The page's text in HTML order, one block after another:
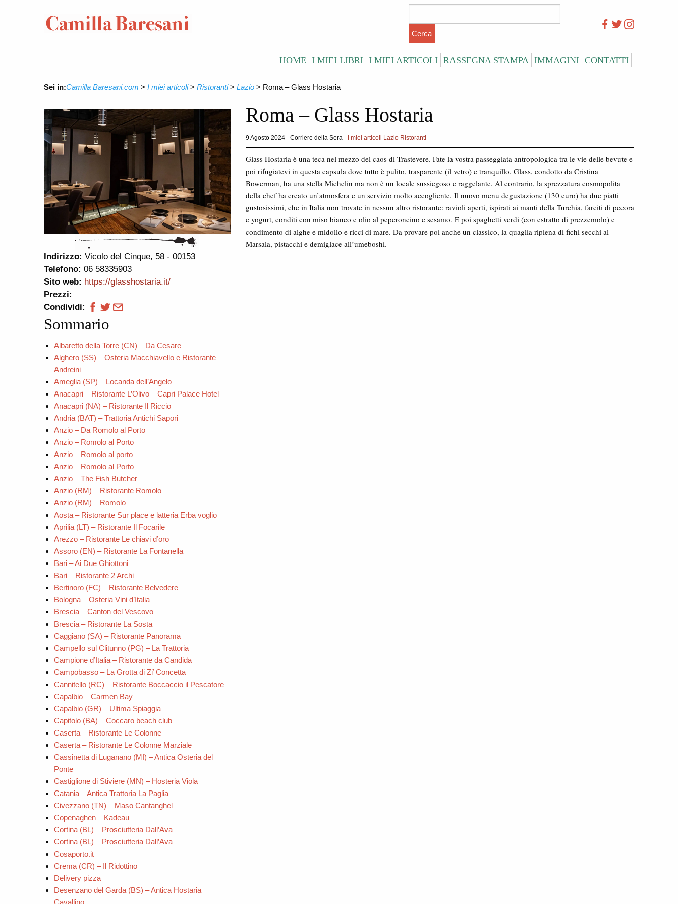
HOME I MIEI LIBRI I MIEI ARTICOLI RASSEGNA STAMPA IMMAGINI CONTATTI
Sei in:Camilla Baresani.com > I miei articoli> Ristoranti> Lazio > Roma – Glass Hostaria
Indirizzo: Vicolo del Cinque, 58 - 00153
Telefono: 06 58335903
Sito web: https://glasshostaria.it/
Prezzi:
Condividi:
Sommario
Albaretto della Torre (CN) – Da Cesare
Alghero (SS) – Osteria Macchiavello e Ristorante
Andreini
Ameglia (SP) – Locanda dell’Angelo
Anacapri – Ristorante L’Olivo – Capri Palace Hotel
Anacapri (NA) – Ristorante Il Riccio
Andria (BAT) – Trattoria Antichi Sapori
Anzio – Da Romolo al Porto
Anzio – Romolo al Porto
Anzio – Romolo al porto
Anzio – Romolo al Porto
Anzio – The Fish Butcher
Anzio (RM) – Ristorante Romolo
Anzio (RM) – Romolo
Aosta – Ristorante Sur place e latteria Erba voglio
Aprilia (LT) – Ristorante Il Focarile
Arezzo – Ristorante Le chiavi d’oro
Assoro (EN) – Ristorante La Fontanella
Bari – Ai Due Ghiottoni
Bari – Ristorante 2 Archi
Bertinoro (FC) – Ristorante Belvedere
Bologna – Osteria Vini d’Italia
Brescia – Canton del Vescovo
Brescia – Ristorante La Sosta
Caggiano (SA) – Ristorante Panorama
Campello sul Clitunno (PG) – La Trattoria
Campione d’Italia – Ristorante da Candida
Campobasso – La Grotta di Zi’ Concetta
Cannitello (RC) – Ristorante Boccaccio il Pescatore
Capalbio – Carmen Bay
Capalbio (GR) – Ultima Spiaggia
Capitolo (BA) – Coccaro beach club
Caserta – Ristorante Le Colonne
Caserta – Ristorante Le Colonne Marziale
Cassinetta di Luganano (MI) – Antica Osteria del
Ponte
Castiglione di Stiviere (MN) – Hosteria Viola
Catania – Antica Trattoria La Paglia
Civezzano (TN) – Maso Cantanghel
Copenaghen – Kadeau
Cortina (BL) – Prosciutteria Dall’Ava
Cortina (BL) – Prosciutteria Dall’Ava
Cosaporto.it
Crema (CR) – Il Ridottino
Delivery pizza
Desenzano del Garda (BS) – Antica Hostaria
Cavallino
Roma – Glass Hostaria
9 Agosto 2024 - Corriere della Sera - I miei articoli Lazio Ristoranti
Glass Hostaria è una teca nel mezzo del caos di Trastevere. Fate la vostra passeggiata antropologica tra le vie delle bevute e
poi rifugiatevi in questa capsula dove tutto è pulito, trasparente (il vetro) e tranquillo. Glass, condotto da Cristina
Bowerman, ha una stella Michelin ma non è un locale sussiegoso e raggelante. Al contrario, la sprezzatura cosmopolita
della chef ha creato un’atmosfera e un servizio molto accogliente. Il nuovo menu degustazione (130 euro) ha due piatti
gustosissimi, che in Italia non trovate in nessun altro ristorante: ravioli aperti, ispirati ai manti della Turchia, farciti di pecora
e yogurt, conditi con miso bianco e olio al peperoncino e sesamo. E poi spaghetti verdi (con estratto di prezzemolo) e
condimento di alghe e midollo e ricci di mare. Da provare poi anche un classico, la quaglia ripiena di fichi secchi al
Marsala, pistacchi e demiglace all’umeboshi.